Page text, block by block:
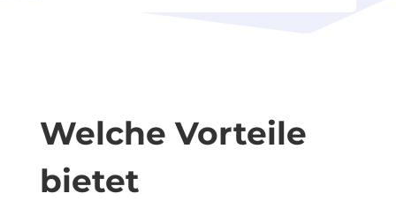
Welche Vorteile
bietet